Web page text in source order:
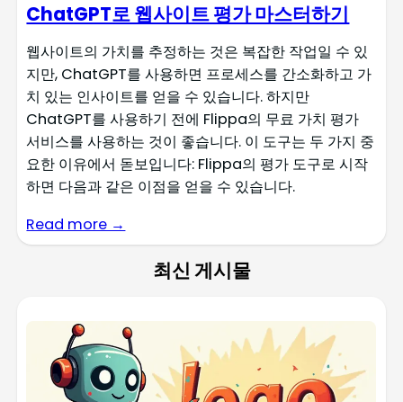
ChatGPT로 웹사이트 평가 마스터하기
웹사이트의 가치를 추정하는 것은 복잡한 작업일 수 있
지만, ChatGPT를 사용하면 프로세스를 간소화하고 가
치 있는 인사이트를 얻을 수 있습니다. 하지만
ChatGPT를 사용하기 전에 Flippa의 무료 가치 평가
서비스를 사용하는 것이 좋습니다. 이 도구는 두 가지 중
요한 이유에서 돋보입니다: Flippa의 평가 도구로 시작
하면 다음과 같은 이점을 얻을 수 있습니다.
Read more →
최신 게시물